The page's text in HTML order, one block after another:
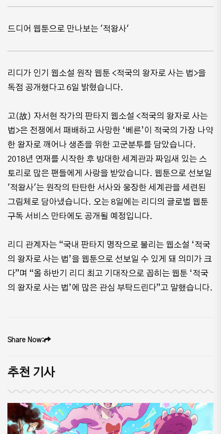
드디어 웹툰으로 만나보는 '적왕사'
리디가 인기 웹소설 원작 웹툰 <적국의 왕자로 사는 법>을
독점 공개했다고 6일 밝혔습니다.
고(故) 자서현 작가의 판타지 웹소설 <적국의 왕자로 사는
법>은 전쟁에서 패배하고 사망한 ‘베른’이 적국의 가장 나약
한 왕자로 깨어나 생존을 위한 고군분투를 담았습니다.
2018년 연재를 시작한 후 방대한 세계관과 짜임새 있는 스
토리로 많은 팬들에게 사랑을 받았습니다. 웹툰으로 선보일
'적왕사'는 원작의 탄탄한 서사와 웅장한 세계관을 세련된
그림체로 담아냈습니다. 오는 8일에는 리디의 글로벌 웹툰
구독 서비스 만타에도 공개될 예정입니다.
리디 관계자는 “국내 판타지 명작으로 불리는 웹소설 ‘적국
의 왕자로 사는 법’을 웹툰으로 선보일 수 있게 돼 의미가 크
다”며 “올 하반기 리디 최고 기대작으로 꼽히는 웹툰 ‘적국
의 왕자로 사는 법’에 많은 관심 부탁드린다”고 말했습니다.
Share Now:
추천 기사